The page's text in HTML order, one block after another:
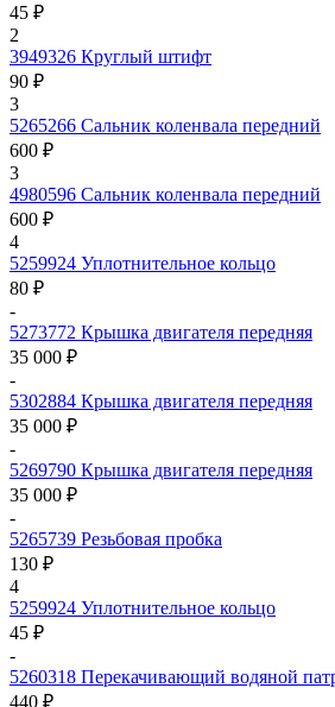
45 ₽
2
3949326 Круглый штифт
90 ₽
3
5265266 Сальник коленвала передний
600 ₽
3
4980596 Сальник коленвала передний
600 ₽
4
5259924 Уплотнительное кольцо
80 ₽
-
5273772 Крышка двигателя передняя
35 000 ₽
-
5302884 Крышка двигателя передняя
35 000 ₽
-
5269790 Крышка двигателя передняя
35 000 ₽
-
5265739 Резьбовая пробка
130 ₽
4
5259924 Уплотнительное кольцо
45 ₽
-
5260318 Перекачивающий водяной
440 ₽